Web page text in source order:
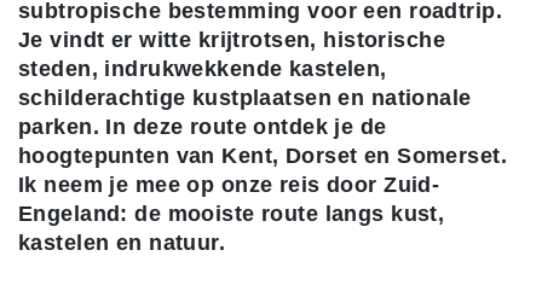
subtropische bestemming voor een roadtrip.
Je vindt er witte krijtrotsen, historische
steden, indrukwekkende kastelen,
schilderachtige kustplaatsen en nationale
parken. In deze route ontdek je de
hoogtepunten van Kent, Dorset en Somerset.
Ik neem je mee op onze reis door Zuid-
Engeland: de mooiste route langs kust,
kastelen en natuur.